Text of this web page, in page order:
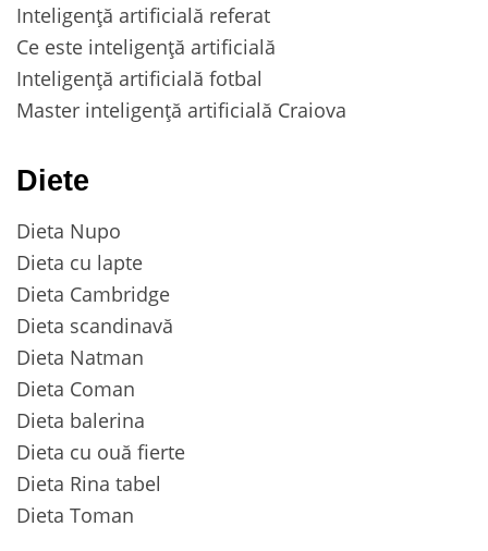
Inteligență artificială referat
Ce este inteligență artificială
Inteligență artificială fotbal
Master inteligență artificială Craiova
Diete
Dieta Nupo
Dieta cu lapte
Dieta Cambridge
Dieta scandinavă
Dieta Natman
Dieta Coman
Dieta balerina
Dieta cu ouă fierte
Dieta Rina tabel
Dieta Toman